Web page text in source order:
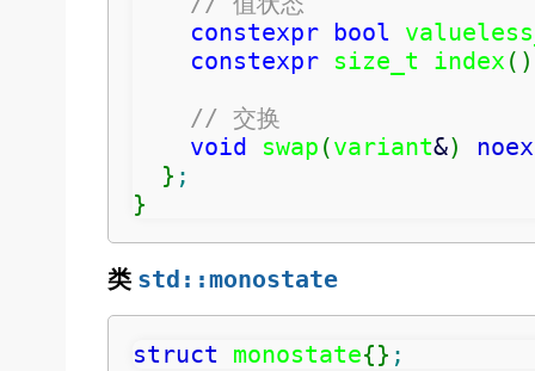
constexpr bool
constexpr size_t index ( )
// 交换
void swap (variant&)
} ;
}
类 std::monostate
struct monostate{} ;